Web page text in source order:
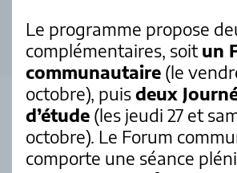
Le programme propose
complémentaires, soitun
communautaire (le
octobre), puisdeux
d’étude (les jeudi 27 et
octobre). Le Forum
comporte une séance